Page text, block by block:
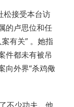
松接受本台访
的卢思位和任
有关” 。她指
件都未有被吊
向外界“杀鸡儆